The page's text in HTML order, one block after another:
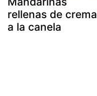
rellenas de crema
a la canela